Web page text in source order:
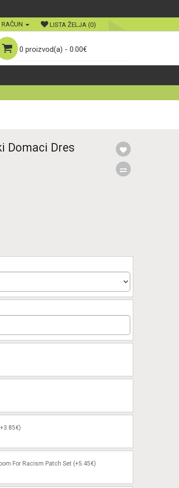
RAČUN LISTA ŽELJA (0)
0 proizvod(a) - 0.00€
Domaci Dres
For Racism Patch Set (+5.45€)